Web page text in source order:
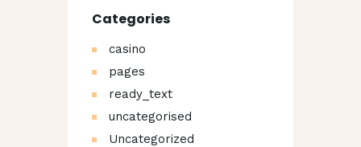
Categories
casino
pages
ready_text
uncategorised
Uncategorized